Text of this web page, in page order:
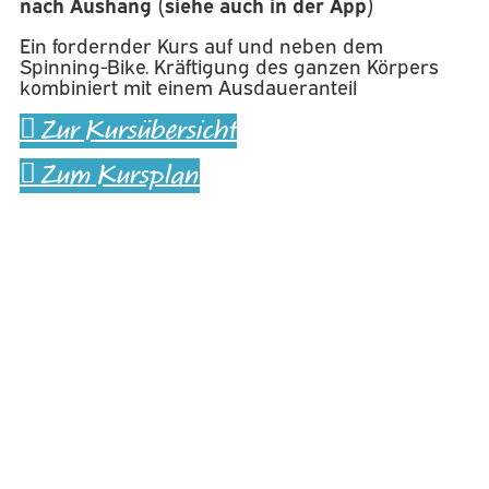
Ein fordernder Kurs auf und neben dem
Spinning-Bike. Kräftigung des ganzen Körpers
kombiniert mit einem Ausdaueranteil
Zur Kursübersicht
Zum Kursplan